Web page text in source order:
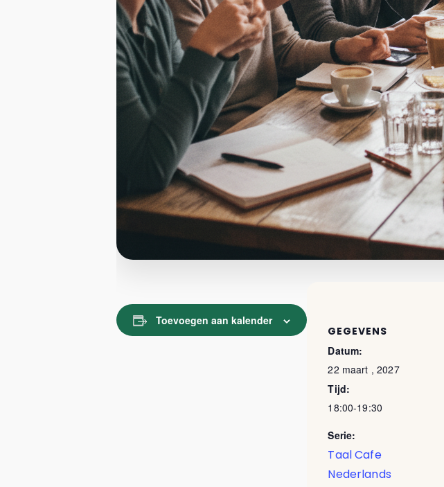
Toevoegen aan kalender
GEGEVENS
Datum:
22 maart , 2027
Tijd:
18:00-19:30
Serie:
Taal Cafe
Nederlands